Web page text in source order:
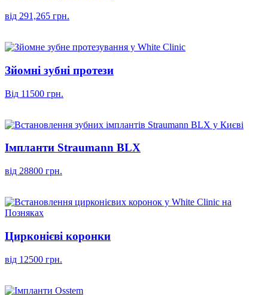
від 291,265 грн.
Зйомні зубні протези
Від 11500 грн.
Імпланти Straumann BLX
від 28800 грн.
Цирконієві коронки
від 12500 грн.